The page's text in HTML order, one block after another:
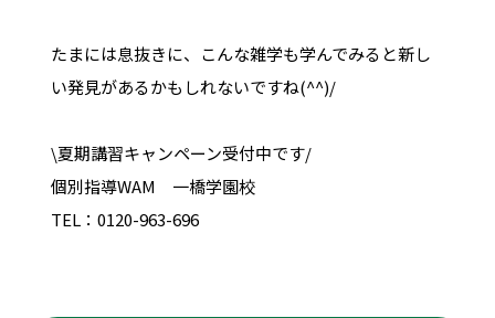
たまには息抜きに、こんな雑学も学んでみると新し
い発見があるかもしれないですね(^^)/
\夏期講習キャンペーン受付中です/
個別指導WAM 一橋学園校
TEL：0120-963-696